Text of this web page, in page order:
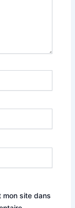
mon site dans